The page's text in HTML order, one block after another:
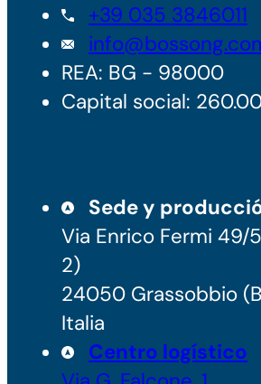
+39 035 3846011
REA: BG - 98000
Capital social:
Sede y
Via Enrico Fermi 49/
2)
24050 Grassobbio
Italia
Centro logístico